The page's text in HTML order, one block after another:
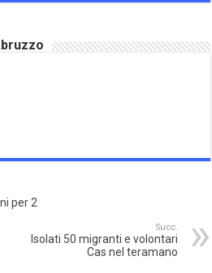
per 2
Succ.
Isolati 50 migranti e volontari
Cas nel teramano